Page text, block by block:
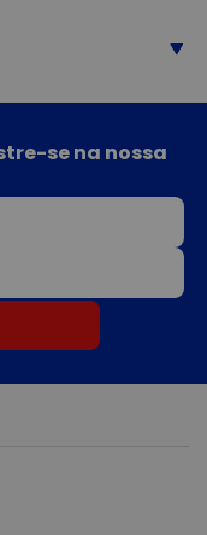
se na nossa